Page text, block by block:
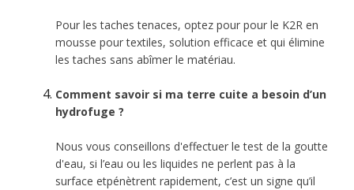
Pour les taches tenaces, optez pour pour le K2R en
mousse pour textiles, solution efficace et qui élimine
les taches sans abîmer le matériau.
Comment savoir si ma terre cuite a besoin d’un
hydrofuge ?
Nous vous conseillons d'effectuer le test de la goutte
d'eau, si l’eau ou les liquides ne perlent pas à la
surface etpénètrent rapidement, c’est un signe qu’il